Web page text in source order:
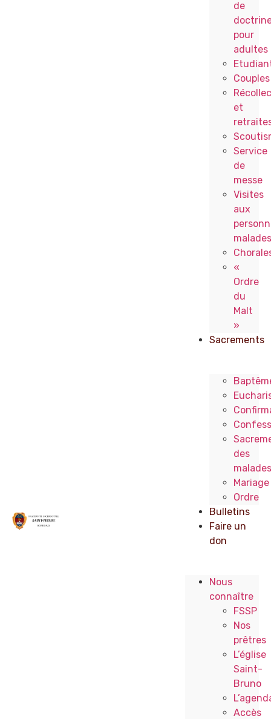
de
pour
adultes
Couples
et
Service
de
messe
Visites
aux
malades
«
Ordre
du
Malt
»
Sacrements
des
malades
Mariage
Ordre
Bulletins
Faire un
don
Nous
connaître
FSSP
Nos
prêtres
L’église
Saint-
Bruno
Accès